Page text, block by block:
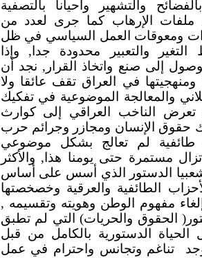
والتشهير وأحيانا بالتصفية
ملفات الإرهاب كما جرى لعدد من
ومعوقات العمل السياسي في ظل
والتعبير محدودة جدا, وإذا
إلى صنع واتخاذ القرار, نجد أن
ومنهجيتها في العراق تقف عائقا ولا
والمعالجة الموضوعية في تفكيك
تعرض الناخب العراقي إلى كوارث
حقوق الإنسان ومجازر وجرائم حرب
طائفية لم تعالج بشكل موضوعي
مستمرة حتى يومنا هذا, والأكثر
الدستور الذي أسس على أساس
الطائفية والعرقية وخصخصتها
مفهوم الوطن وهويته وتقسيمه ,
الحقوق والحريات) التي لم تطبق
الدستورية بالكامل من قبل
تناغم وتجانس واحترام في عمل